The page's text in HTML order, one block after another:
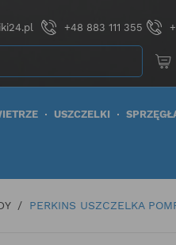
+48 883 111 355
USZCZELKI
PERKINS USZCZELKA